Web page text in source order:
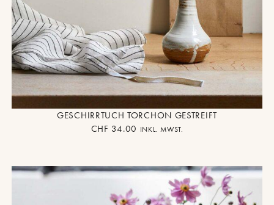
GESCHIRRTUCH TORCHON GESTREIFT
CHF 34.00 INKL. MWST.